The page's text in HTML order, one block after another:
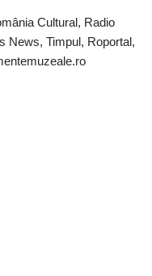
Cultural, Radio
News, Timpul, Roportal,